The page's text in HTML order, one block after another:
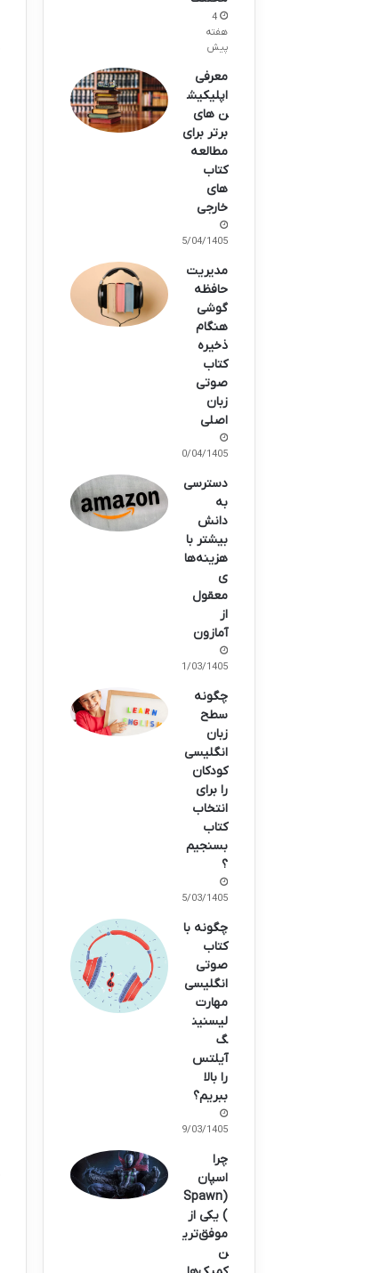
4
هفته
پیش
معرفی
اپلیکیش
ن های
برتر برای
مطالعه
کتاب
های
خارجی
15/04/1405
مدیریت
حافظه
گوشی
هنگام
ذخیره
کتاب
صوتی
زبان
اصلی
10/04/1405
دسترسی
به
دانش
بیشتر با
هزینه‌ها
ی
معقول
از
آمازون
21/03/1405
چگونه
سطح
زبان
انگلیسی
کودکان
را برای
انتخاب
کتاب
بسنجیم
؟
15/03/1405
چگونه با
کتاب
صوتی
انگلیسی
مهارت
لیسنین
گ
آیلتس
را بالا
ببریم؟
09/03/1405
چرا
اسپان
(Spawn
) یکی از
موفق‌تری
ن